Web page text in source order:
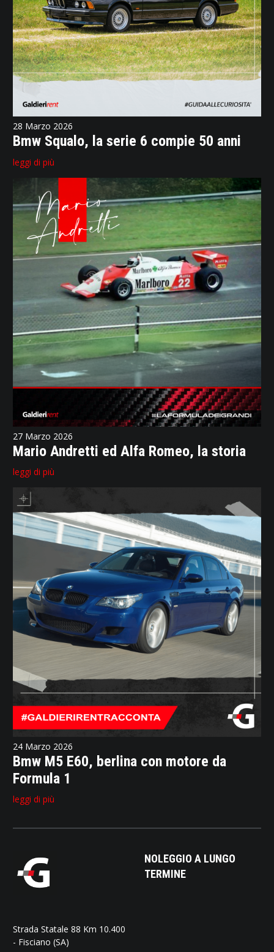
28 Marzo 2026
Bmw Squalo, la serie 6 compie 50 anni
leggi di più
27 Marzo 2026
Mario Andretti ed Alfa Romeo, la storia
leggi di più
24 Marzo 2026
Bmw M5 E60, berlina con motore da
Formula 1
leggi di più
Strada Statale 88 Km 10.400
- Fisciano (SA)
NOLEGGIO A LUNGO
TERMINE